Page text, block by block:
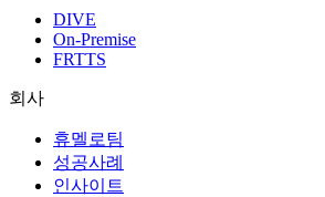
DIVE
On-Premise
FRTTS
회사
휴멜로팀
성공사례
인사이트